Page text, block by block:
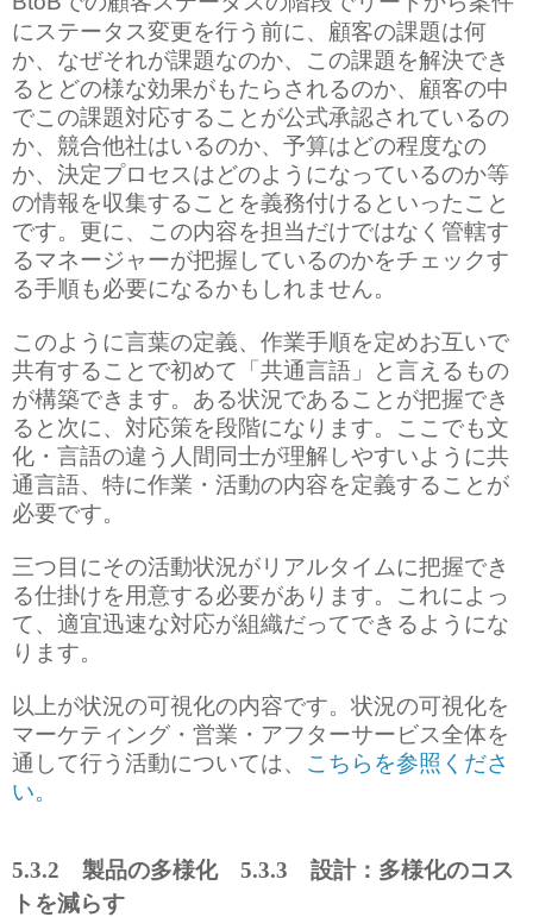
にステータス変更を行う前に、顧客の課題は何
か、なぜそれが課題なのか、この課題を解決でき
るとどの様な効果がもたらされるのか、顧客の中
でこの課題対応することが公式承認されているの
か、競合他社はいるのか、予算はどの程度なの
か、決定プロセスはどのようになっているのか等
の情報を収集することを義務付けるといったこと
です。更に、この内容を担当だけではなく管轄す
るマネージャーが把握しているのかをチェックす
る手順も必要になるかもしれません。
このように言葉の定義、作業手順を定めお互いで
共有することで初めて「共通言語」と言えるもの
が構築できます。ある状況であることが把握でき
ると次に、対応策を段階になります。ここでも文
化・言語の違う人間同士が理解しやすいように共
通言語、特に作業・活動の内容を定義することが
必要です。
三つ目にその活動状況がリアルタイムに把握でき
る仕掛けを用意する必要があります。これによっ
て、適宜迅速な対応が組織だってできるようにな
ります。
以上が状況の可視化の内容です。状況の可視化を
マーケティング・営業・アフターサービス全体を
通して行う活動については、 こちらを参照くださ
い。
5.3.2 製品の多様化 5.3.3 設計：多様化のコス
トを減らす